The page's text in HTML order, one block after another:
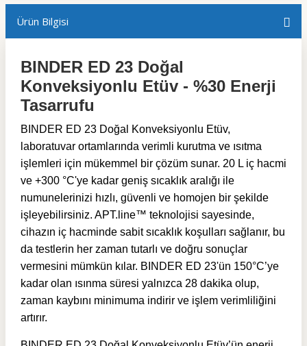
Ürün Bilgisi
BINDER ED 23 Doğal
Konveksiyonlu Etüv - %30 Enerji
Tasarrufu
BINDER ED 23 Doğal Konveksiyonlu Etüv,
laboratuvar ortamlarında verimli kurutma ve ısıtma
işlemleri için mükemmel bir çözüm sunar. 20 L iç hacmi
ve +300 °C'ye kadar geniş sıcaklık aralığı ile
numunelerinizi hızlı, güvenli ve homojen bir şekilde
işleyebilirsiniz. APT.line™ teknolojisi sayesinde,
cihazın iç hacminde sabit sıcaklık koşulları sağlanır, bu
da testlerin her zaman tutarlı ve doğru sonuçlar
vermesini mümkün kılar. BINDER ED 23'ün 150°C’ye
kadar olan ısınma süresi yalnızca 28 dakika olup,
zaman kaybını minimuma indirir ve işlem verimliliğini
artırır.